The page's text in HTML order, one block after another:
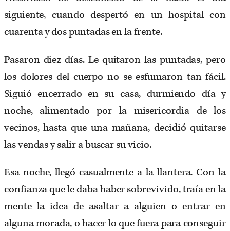
siguiente, cuando despertó en un hospital con
cuarenta y dos puntadas en la frente.
Pasaron diez días. Le quitaron las puntadas, pero
los dolores del cuerpo no se esfumaron tan fácil.
Siguió encerrado en su casa, durmiendo día y
noche, alimentado por la misericordia de los
vecinos, hasta que una mañana, decidió quitarse
las vendas y salir a buscar su vicio.
Esa noche, llegó casualmente a la llantera. Con la
confianza que le daba haber sobrevivido, traía en la
mente la idea de asaltar a alguien o entrar en
alguna morada, o hacer lo que fuera para conseguir